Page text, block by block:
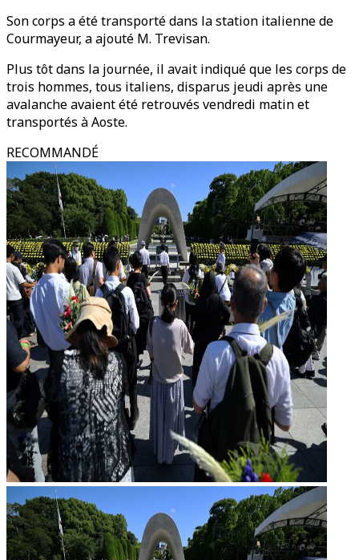
Son corps a été transporté dans la station italienne de
Courmayeur, a ajouté M. Trevisan.
Plus tôt dans la journée, il avait indiqué que les corps de
trois hommes, tous italiens, disparus jeudi après une
avalanche avaient été retrouvés vendredi matin et
transportés à Aoste.
RECOMMANDÉ